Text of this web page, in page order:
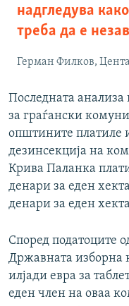
надгледува
треба да е
Герман Филков,
Последната
за граѓански
општините платиле
дезинсекција на
Крива Паланка
денари за еден
денари за еден
Според податоците
Државната изборна
илјади евра за
еден член на оваа